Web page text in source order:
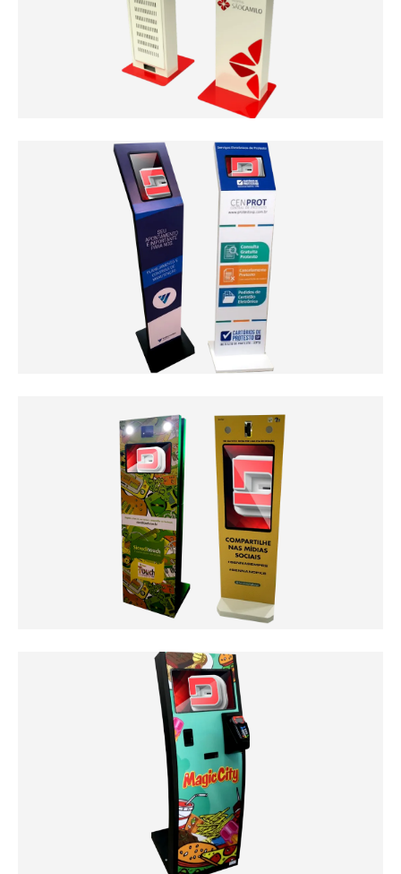
Totem para Senhas
Totem para Tablets
Clique Aqui
Totem Fotográfico